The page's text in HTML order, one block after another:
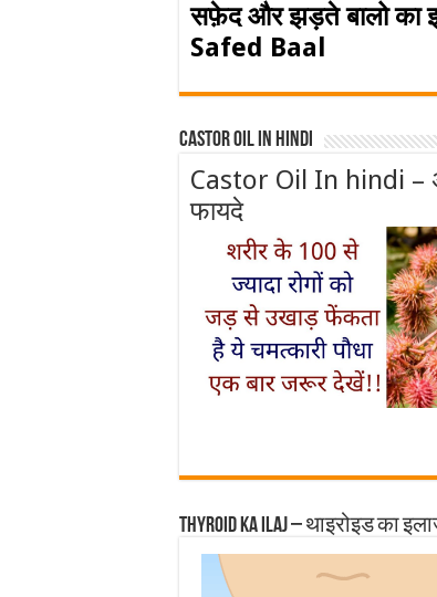
सफ़ेद और झड़ते बालो का
Safed Baal
Castor Oil In Hindi
Castor Oil In hindi –
फायदे
Thyroid ka ilaj – थाइरोइड का